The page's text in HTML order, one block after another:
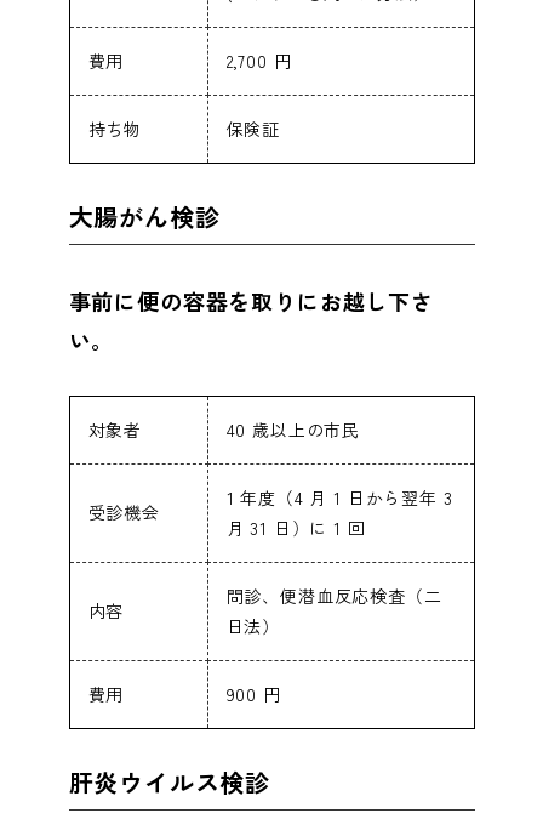
内視鏡について
chevron_right 設備紹介
大阪薬業けんぽ健康診断
chevron_right 理学療法士
ケアマネジャー
費用 2,700 円
持ち物 保険証
大腸がん検診
事前に便の容器を取りにお越し下さ
い。
対象者 40 歳以上の市民
受診機会
1 年度（4 月 1 日から翌年 3
月 31 日）に 1 回
内容
問診、便潜血反応検査（二
日法）
費用 900 円
肝炎ウイルス検診